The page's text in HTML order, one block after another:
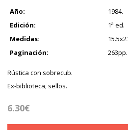
Año:
1984.
Edición:
1ª ed.
Medidas:
Paginación:
263pp.
Rústica con sobrecub.
Ex-biblioteca, sellos.
6.30€